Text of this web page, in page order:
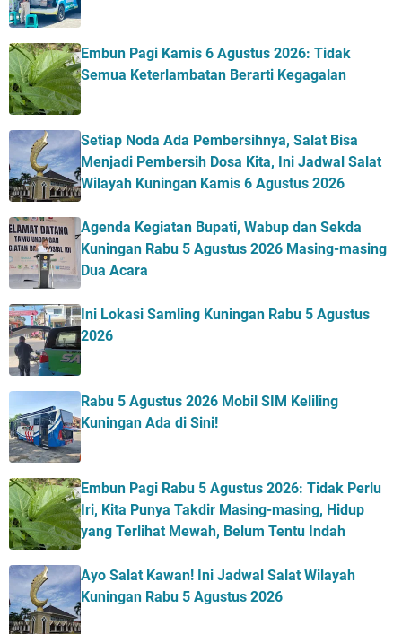
Embun Pagi Kamis 6 Agustus 2026: Tidak
Semua Keterlambatan Berarti Kegagalan
Setiap Noda Ada Pembersihnya, Salat Bisa
Menjadi Pembersih Dosa Kita, Ini Jadwal Salat
Wilayah Kuningan Kamis 6 Agustus 2026
Agenda Kegiatan Bupati, Wabup dan Sekda
Kuningan Rabu 5 Agustus 2026 Masing-masing
Dua Acara
Ini Lokasi Samling Kuningan Rabu 5 Agustus
2026
Rabu 5 Agustus 2026 Mobil SIM Keliling
Kuningan Ada di Sini!
Embun Pagi Rabu 5 Agustus 2026: Tidak Perlu
Iri, Kita Punya Takdir Masing-masing, Hidup
yang Terlihat Mewah, Belum Tentu Indah
Ayo Salat Kawan! Ini Jadwal Salat Wilayah
Kuningan Rabu 5 Agustus 2026